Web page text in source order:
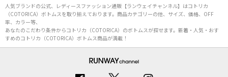
人気ブランドの公式、レディースファッション通販【ランウェイチャンネル】はコトリカ
（COTORICA）ボトムスを取り揃えております。商品カテゴリーの他、サイズ、価格、OFF
率、カラー等、
あなたのこだわり条件からコトリカ（COTORICA）のボトムスが探せます。新着・人気・おす
すめのコトリカ（COTORICA）ボトムス商品が満載！